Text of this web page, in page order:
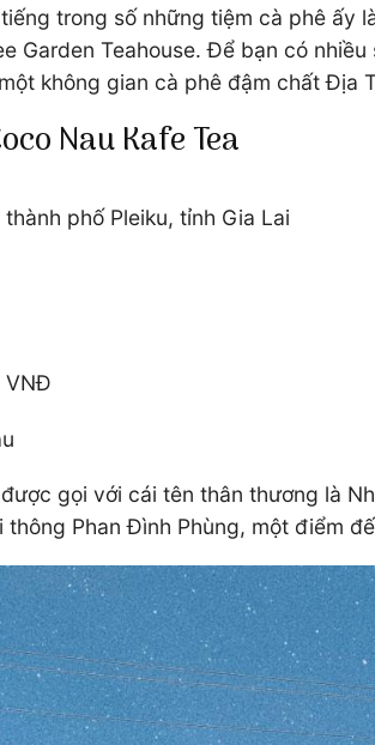
trong số những tiệm cà phê ấy
Garden Teahouse. Để bạn có
không gian cà phê đậm chất Địa
Nau Kafe Tea
phố Pleiku, tỉnh Gia Lai
VNĐ
gọi với cái tên thân thương là
Phan Đình Phùng, một điểm